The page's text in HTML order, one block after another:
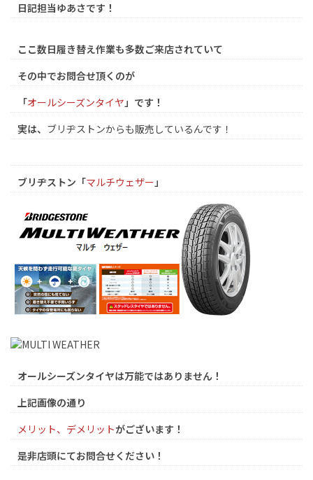
日記担当ゆあさです！
ここ数日履き替え作業も多数ご来店されていて
その中でお問合せ頂くのが
「オールシーズンタイヤ」です！
実は、 ブリヂストンからも販売しているんです！
ブリヂストン「マルチウェザー」
オールシーズンタイヤは万能ではありません！
上記画像の通り
メリット、デメリットがございます！
是非店頭にてお問合せください！